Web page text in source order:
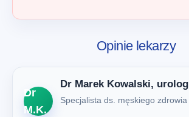
Opinie lekarzy
Dr
M.K.
Dr Marek Kowalski, urolog
Specjalista ds. męskiego zdrowia